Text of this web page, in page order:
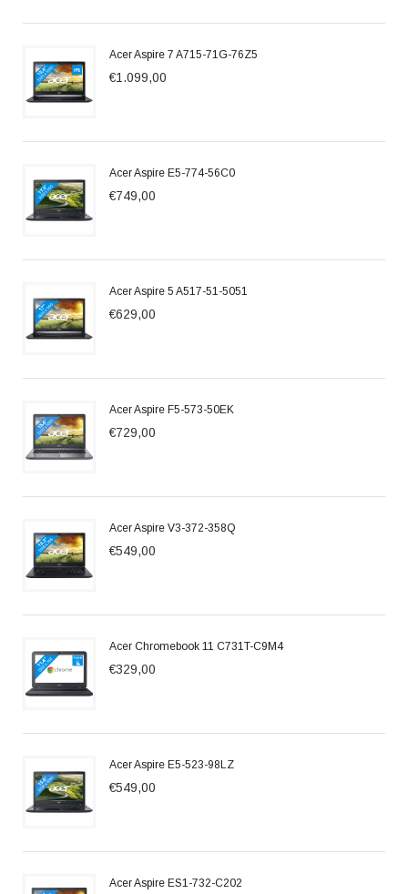
Acer Aspire 7 A715-71G-76Z5
€1.099,00
Acer Aspire E5-774-56C0
€749,00
Acer Aspire 5 A517-51-5051
€629,00
Acer Aspire F5-573-50EK
€729,00
Acer Aspire V3-372-358Q
€549,00
Acer Chromebook 11 C731T-C9M4
€329,00
Acer Aspire E5-523-98LZ
€549,00
Acer Aspire ES1-732-C202